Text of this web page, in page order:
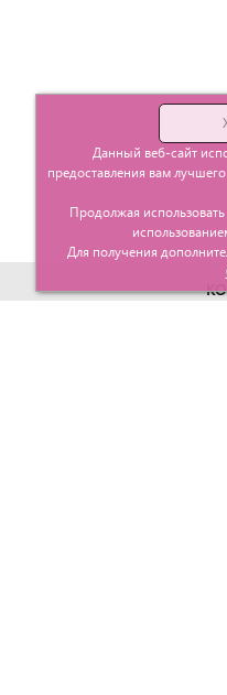
Данный веб-сайт
предоставления вам
Продолжая
Для получения